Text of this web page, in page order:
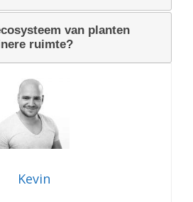
van planten
ruimte?
Kevin